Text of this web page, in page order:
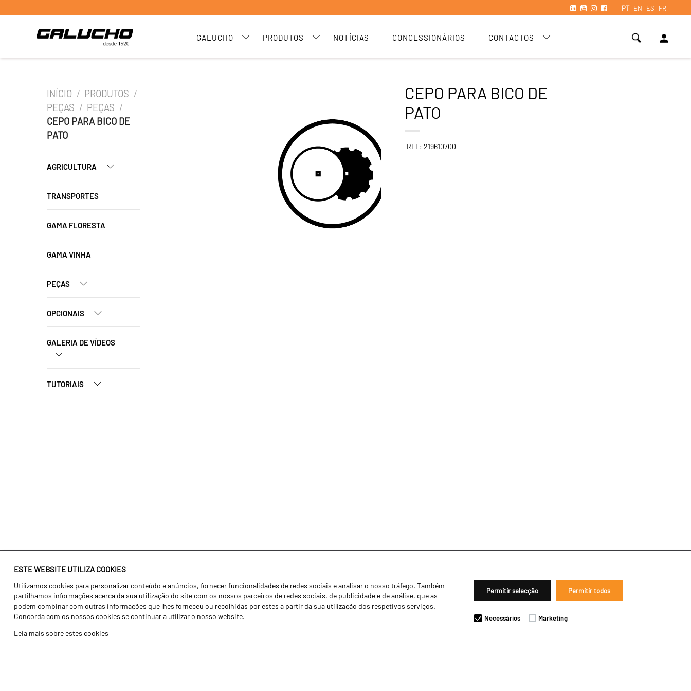
PT EN ES FR
GALUCHO PRODUTOS NOTÍCIAS CONCESSIONÁRIOS CONTACTOS person
ESTE WEBSITE UTILIZA COOKIES
Utilizamos cookies para personalizar conteúdo e anúncios, fornecer funcionalidades de redes sociais e analisar o nosso tráfego. Também
partilhamos informações acerca da sua utilização do site com os nossos parceiros de redes sociais, de publicidade e de análise, que as
podem combinar com outras informações que lhes forneceu ou recolhidas por estes a partir da sua utilização dos respetivos serviços.
Concorda com os nossos cookies se continuar a utilizar o nosso website.
Leia mais sobre estes cookies
Permitir selecção Permitir todos
Necessários Marketing
INÍCIO / PRODUTOS /
PEÇAS / PEÇAS /
CEPO PARA BICO DE
PATO
AGRICULTURA
TRANSPORTES
GAMA FLORESTA
GAMA VINHA
PEÇAS
OPCIONAIS
GALERIA DE VÍDEOS
TUTORIAIS
CEPO PARA BICO DE
PATO
REF: 219610700
Identidade
História
Fábrica / Produção
Recursos Humanos
Agricultura
Transportes
Gama Floresta
Notícias
Concessionários